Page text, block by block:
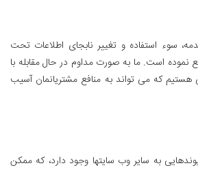
سوء استفاده و تغییر نابجای اطلاعات تحت
نموده است. ما به صورت مداوم در حال مقابله با
هستیم که می تواند به منافع مشتریانمان آسیب
به سایر وب سایتها وجود دارد، که ممکن